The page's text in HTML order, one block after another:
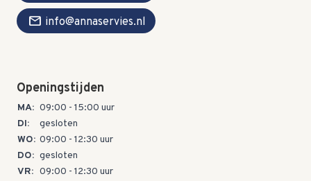
mail info@annaservies.nl
Openingstijden
MA: 09:00 - 15:00 uur
DI:
gesloten
WO: 09:00 - 12:30 uur
DO: gesloten
VR: 09:00 - 12:30 uur